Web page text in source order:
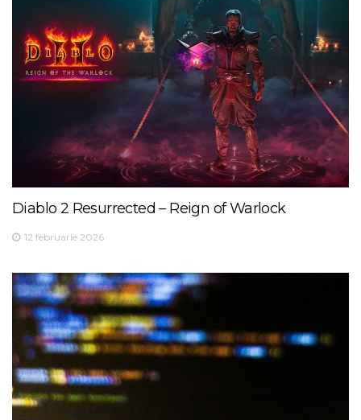
Diablo 2 Resurrected – Reign of Warlock
12 februarie 2026